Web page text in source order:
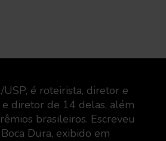
é roteirista, diretor e
diretor de 14 delas, além
brasileiros. Escreveu
Dura, exibido em